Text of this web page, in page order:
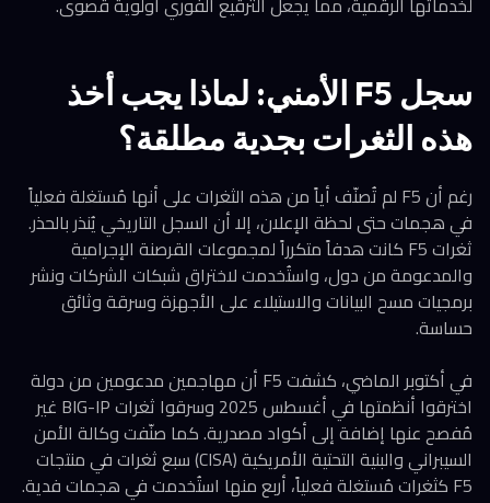
سجل F5 الأمني: لماذا يجب أخذ
هذه الثغرات بجدية مطلقة؟
رغم أن F5 لم تُصنّف أياً من هذه الثغرات على أنها مُستغلة فعلياً
في هجمات حتى لحظة الإعلان، إلا أن السجل التاريخي يُنذر بالحذر.
ثغرات F5 كانت هدفاً متكرراً لمجموعات القرصنة الإجرامية
والمدعومة من دول، واستُخدمت لاختراق شبكات الشركات ونشر
برمجيات مسح البيانات والاستيلاء على الأجهزة وسرقة وثائق
حساسة.
في أكتوبر الماضي، كشفت F5 أن مهاجمين مدعومين من دولة
اخترقوا أنظمتها في أغسطس 2025 وسرقوا ثغرات BIG-IP غير
مُفصح عنها إضافة إلى أكواد مصدرية. كما صنّفت وكالة الأمن
السيبراني والبنية التحتية الأمريكية (CISA) سبع ثغرات في منتجات
F5 كثغرات مُستغلة فعلياً، أربع منها استُخدمت في هجمات فدية.